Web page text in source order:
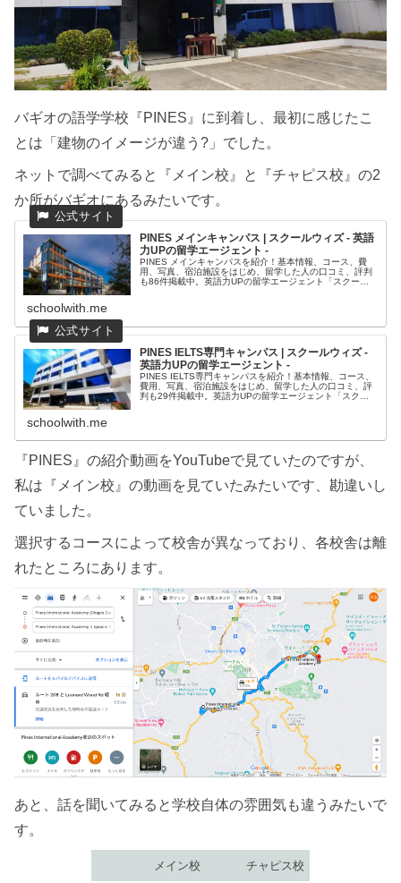
バギオの語学学校『PINES』に到着し、最初に感じたこ
とは「建物のイメージが違う?」でした。
ネットで調べてみると『メイン校』と『チャピス校』の2
か所がバギオにあるみたいです。
PINES メインキャンパス | スクールウィズ - 英語
力UPの留学エージェント -
PINES メインキャンパスを紹介！基本情報、コース、費
用、写真、宿泊施設をはじめ、留学した人の口コミ、評判
も86件掲載中。英語力UPの留学エージェント「スクール
schoolwith.me
PINES IELTS専門キャンパス | スクールウィズ -
英語力UPの留学エージェント -
PINES IELTS専門キャンパスを紹介！基本情報、コース、
費用、写真、宿泊施設をはじめ、留学した人の口コミ、評
判も29件掲載中。英語力UPの留学エージェント「スクー
schoolwith.me
『PINES』の紹介動画をYouTubeで見ていたのですが、
私は『メイン校』の動画を見ていたみたいです、勘違いし
ていました。
選択するコースによって校舎が異なっており、各校舎は離
れたところにあります。
あと、話を聞いてみると学校自体の雰囲気も違うみたいで
す。
メイン校 チャピス校